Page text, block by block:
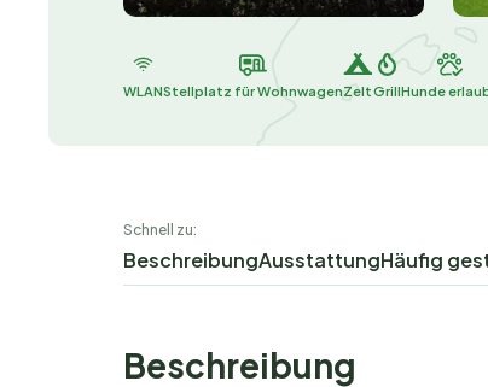
WLANStellplatz für WohnwagenZeltGrillHunde
Schnell zu:
BeschreibungAusstattungHäufig
Beschreibung